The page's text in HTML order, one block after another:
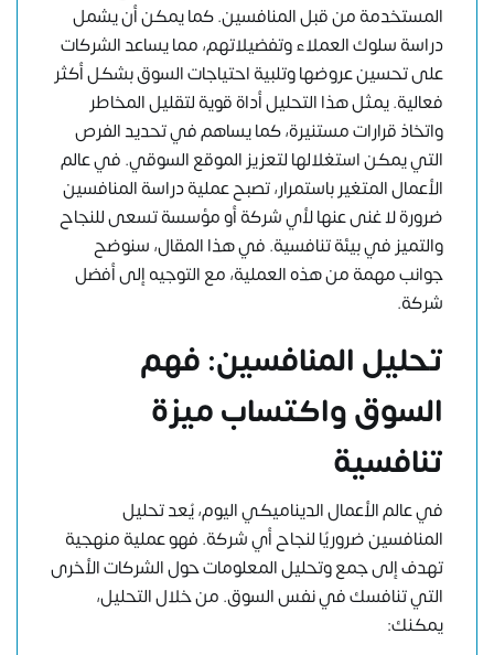
المستخدمة من قبل المنافسين. كما يمكن أن يشمل
دراسة سلوك العملاء وتفضيلاتهم، مما يساعد الشركات
على تحسين عروضها وتلبية احتياجات السوق بشكل أكثر
فعالية. يمثل هذا التحليل أداة قوية لتقليل المخاطر
واتخاذ قرارات مستنيرة، كما يساهم في تحديد الفرص
التي يمكن استغلالها لتعزيز الموقع السوقي. في عالم
الأعمال المتغير باستمرار، تصبح عملية دراسة المنافسين
ضرورة لا غنى عنها لأي شركة أو مؤسسة تسعى للنجاح
والتميز في بيئة تنافسية. في هذا المقال، سنوضح
جوانب مهمة من هذه العملية، مع التوجيه إلى أفضل
شركة.
تحليل المنافسين: فهم
السوق واكتساب ميزة
تنافسية
في عالم الأعمال الديناميكي اليوم، يُعد تحليل
المنافسين ضروريًا لنجاح أي شركة. فهو عملية منهجية
تهدف إلى جمع وتحليل المعلومات حول الشركات الأخرى
التي تنافسك في نفس السوق. من خلال التحليل،
يمكنك: